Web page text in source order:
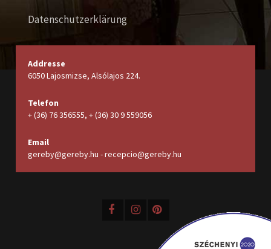
Datenschutzerklärung
Addresse
6050 Lajosmizse, Alsólajos 224.
Telefon
+ (36) 76 356555, + (36) 30 9 559056
Email
gereby@gereby.hu - recepcio@gereby.hu